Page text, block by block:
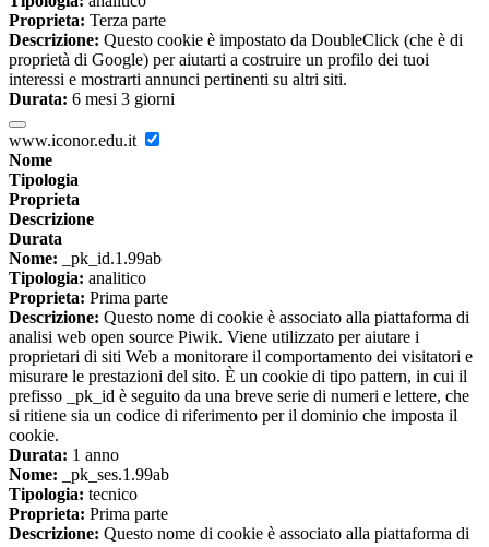
Proprieta: Terza parte
Descrizione: Questo cookie è impostato da DoubleClick (che è di
proprietà di Google) per aiutarti a costruire un profilo dei tuoi
interessi e mostrarti annunci pertinenti su altri siti.
Durata: 6 mesi 3 giorni
www.iconor.edu.it
Nome
Tipologia
Proprieta
Descrizione
Durata
Nome: _pk_id.1.99ab
Tipologia: analitico
Proprieta: Prima parte
Descrizione: Questo nome di cookie è associato alla piattaforma di
analisi web open source Piwik. Viene utilizzato per aiutare i
proprietari di siti Web a monitorare il comportamento dei visitatori e
misurare le prestazioni del sito. È un cookie di tipo pattern, in cui il
prefisso _pk_id è seguito da una breve serie di numeri e lettere, che
si ritiene sia un codice di riferimento per il dominio che imposta il
cookie.
Durata: 1 anno
Nome: _pk_ses.1.99ab
Tipologia: tecnico
Proprieta: Prima parte
Descrizione: Questo nome di cookie è associato alla piattaforma di